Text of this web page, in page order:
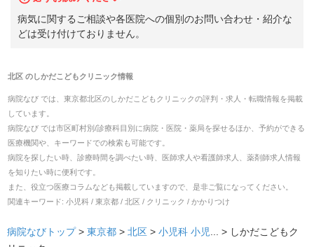
病気に関するご相談や各医院への個別のお問い合わせ・紹介な
どは受け付けておりません。
北区のしかだこどもクリニック情報
病院なび では、 東京都北区のしかだこどもクリニックの評判・求人・転職情報を掲載
しています。
病院なび では市区町村別/診療科目別に病院・医院・薬局を探せるほか、予約ができる
医療機関や、キーワードでの検索も可能です。
病院を探したい時、診療時間を調べたい時、医師求人や看護師求人、薬剤師求人情報
を知りたい時に便利です。
また、役立つ医療コラムなども掲載していますので、是非ご覧になってください。
関連キーワード: 小児科 / 東京都 / 北区 / クリニック / かかりつけ
病院なびトップ> 東京都 > 北区 > 小児科 小児 ... > しかだこどもク